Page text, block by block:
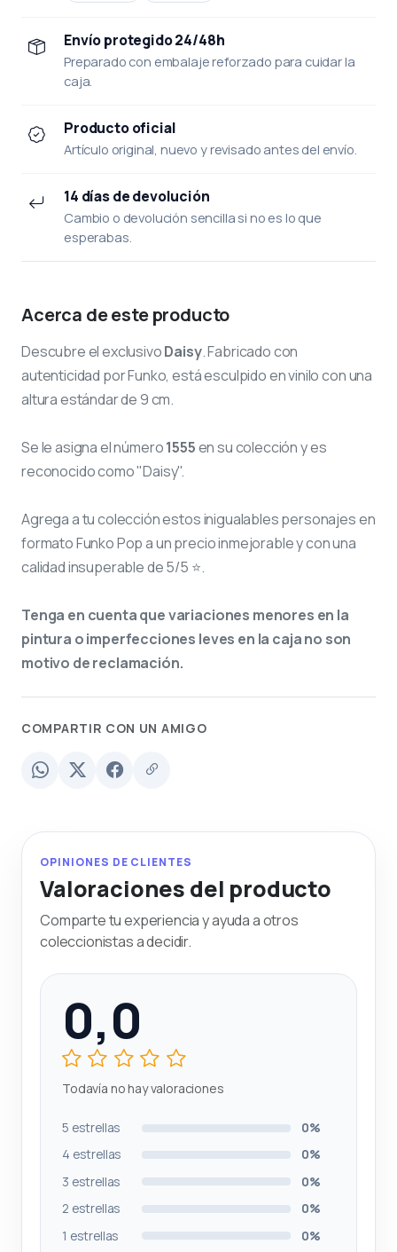
Envío protegido 24/48h
Preparado con embalaje reforzado para cuidar la
caja.
Producto oficial
Artículo original, nuevo y revisado antes del envío.
14 días de devolución
Cambio o devolución sencilla si no es lo que
esperabas.
Acerca de este producto
Descubre el exclusivoDaisy. Fabricado con
autenticidad por Funko, está esculpido en vinilo con una
altura estándar de 9 cm.
Se le asigna el número1555en su colección y es
reconocido como "Daisy".
Agrega a tu colección estos inigualables personajes en
formato Funko Pop a un precio inmejorable y con una
calidad insuperable de 5/5 ⭐.
Tenga en cuenta que variaciones menores en la
pintura o imperfecciones leves en la caja no son
motivo de reclamación.
COMPARTIR CON UN AMIGO
OPINIONES DE CLIENTES
Valoraciones del producto
Comparte tu experiencia y ayuda a otros
coleccionistas a decidir.
0,0
Todavía no hay valoraciones
5 estrellas
0%
4 estrellas
0%
3 estrellas
0%
2 estrellas
0%
1 estrellas
0%